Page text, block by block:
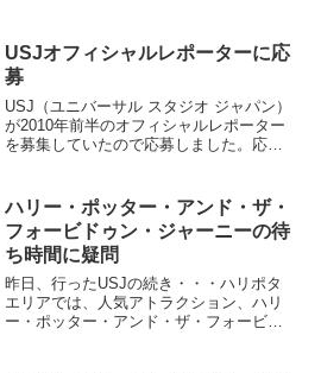
USJオフィシャルレポーターに応
募
USJ（ユニバーサル スタジオ ジャパン）
が2010年前半のオフィシャルレポーター
を募集していたので応募しました。応募
当選すると、2010年4月1日～9月30日の
期...
ハリー・ポッター・アンド・ザ・
フォービドゥン・ジャーニーの待
ち時間に疑問
昨日、行ったUSJの続き・・・ハリポタ
エリアでは、人気アトラクション、ハリ
ー・ポッター・アンド・ザ・フォービド